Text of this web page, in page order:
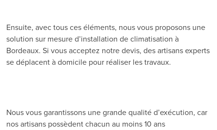
Ensuite, avec tous ces éléments, nous vous proposons une
solution sur mesure d’installation de climatisation à
Bordeaux. Si vous acceptez notre devis, des artisans experts
se déplacent à domicile pour réaliser les travaux.
Nous vous garantissons une grande qualité d’exécution, car
nos artisans possèdent chacun au moins 10 ans